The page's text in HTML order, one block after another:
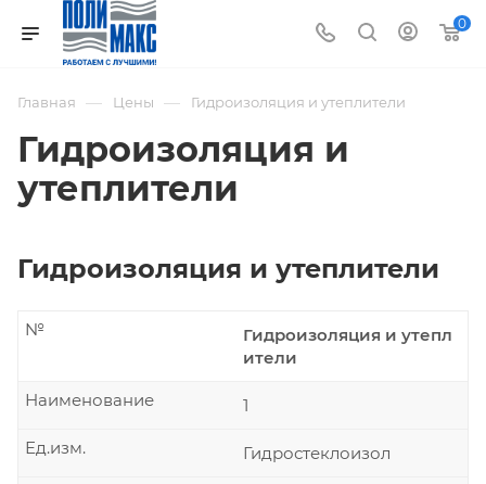
0
Главная — Цены — Гидроизоляция и утеплители
Гидроизоляция и
утеплители
Гидроизоляция и утеплители
Гидроизоляция и утепл
ители
№
1
Наименование
Гидростеклоизол
Ед.изм.